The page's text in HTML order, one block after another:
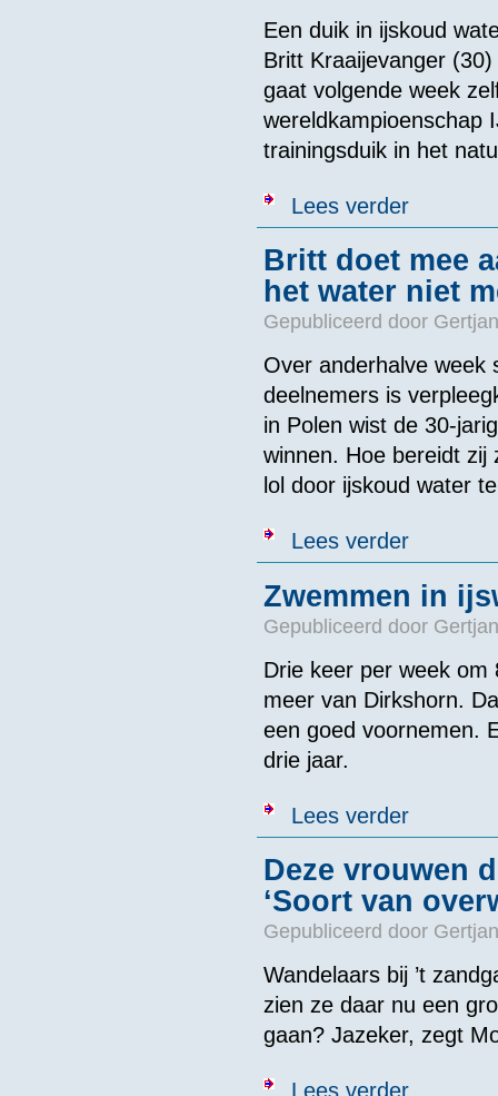
Een duik in ijskoud
Britt Kraaijevanger
gaat volgende week
wereldkampioenschap
trainingsduik in het
Lees verderover Brrr...
Britt doet mee
het water niet
Gepubliceerd door
Over anderhalve week
deelnemers is
in Polen wist de 30-
winnen. Hoe bereidt
lol door ijskoud water
Lees verderover Britt doet
Zwemmen in
Gepubliceerd door
Drie keer per week om
meer van Dirkshorn.
een goed voornemen.
drie jaar.
Lees verderover
Deze vrouwen
‘Soort van
Gepubliceerd door
Wandelaars bij ’t
zien ze daar nu een
gaan? Jazeker, zegt
Lees verderover Deze